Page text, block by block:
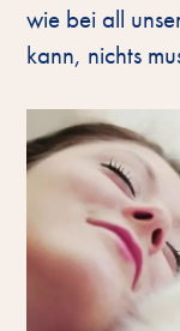
wie bei all
kann, nichts